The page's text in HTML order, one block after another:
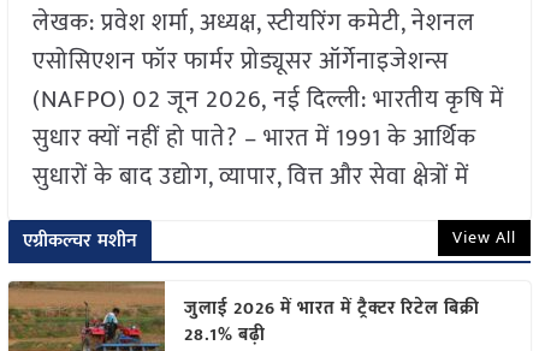
लेखक: प्रवेश शर्मा, अध्यक्ष, स्टीयरिंग कमेटी, नेशनल
एसोसिएशन फॉर फार्मर प्रोड्यूसर ऑर्गेनाइजेशन्स
(NAFPO) 02 जून 2026, नई दिल्ली: भारतीय कृषि में
सुधार क्यों नहीं हो पाते? – भारत में 1991 के आर्थिक
सुधारों के बाद उद्योग, व्यापार, वित्त और सेवा क्षेत्रों में
एग्रीकल्चर मशीन View All
जुलाई 2026 में भारत में ट्रैक्टर रिटेल बिक्री
28.1% बढ़ी